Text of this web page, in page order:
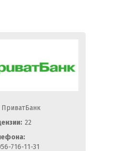
ПриватБанк
22
716-11-31